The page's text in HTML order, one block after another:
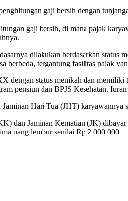
gaji bersih dengan
gaji bersih, di mana pajak
dilakukan berdasarkan
berbeda, tergantung fasilitas pajak
dengan status menikah dan
pensiun dan BPJS Kesehatan.
Jaminan Hari Tua (JHT)
dan Jaminan Kematian (JK)
uang lembur senilai Rp 2.000.000.